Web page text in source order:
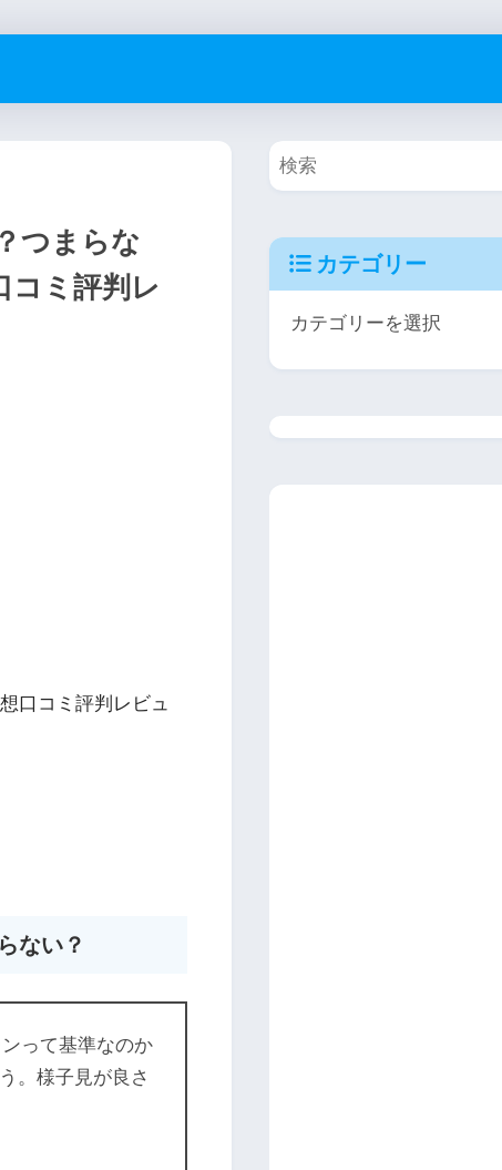
つまらな
コミ評判レ
口コミ評判レビュ
ない？
って基準なのか
。様子見が良さ
カテゴリー